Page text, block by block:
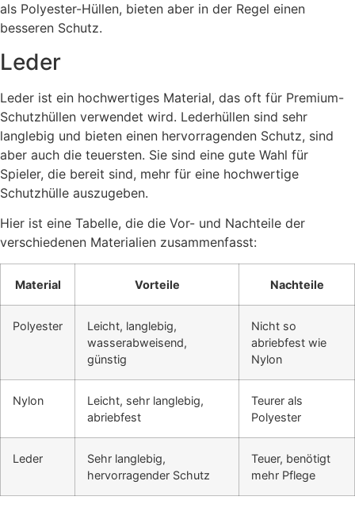
als Polyester-Hüllen, bieten aber in der Regel einen
besseren Schutz.
Leder
Leder ist ein hochwertiges Material, das oft für Premium-
Schutzhüllen verwendet wird. Lederhüllen sind sehr
langlebig und bieten einen hervorragenden Schutz, sind
aber auch die teuersten. Sie sind eine gute Wahl für
Spieler, die bereit sind, mehr für eine hochwertige
Schutzhülle auszugeben.
Hier ist eine Tabelle, die die Vor- und Nachteile der
verschiedenen Materialien zusammenfasst:
Material Vorteile Nachteile
Polyester
Leicht, langlebig,
wasserabweisend,
günstig
Nicht so
abriebfest wie
Nylon
Nylon
Leicht, sehr langlebig,
abriebfest
Teurer als
Polyester
Leder
Sehr langlebig,
hervorragender Schutz
Teuer, benötigt
mehr Pflege